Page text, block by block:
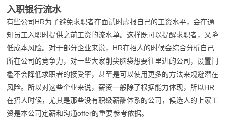
入职银行流水
有些公司HR为了避免求职者在面试时虚报自己的工资水平，会在通
知员工入职时提供之前工资的流水单。这样既可以提醒求职者，又降
低成本风险。对于部分企业来说，HR在招人的时候会综合分析自己
所在公司的竞争力，对一些大家削尖脑袋想要往里进的公司，设置门
槛不会降低求职者的接受率，甚至是可以使用更多的方法来规避潜在
风险。所以对这些企业来说，薪资一般除了根据能力体现，所以HR
在招人时候，尤其是那些没有职级薪酬体系的公司，候选人的上家工
资是本公司定薪和沟通offer的重要参考依据。